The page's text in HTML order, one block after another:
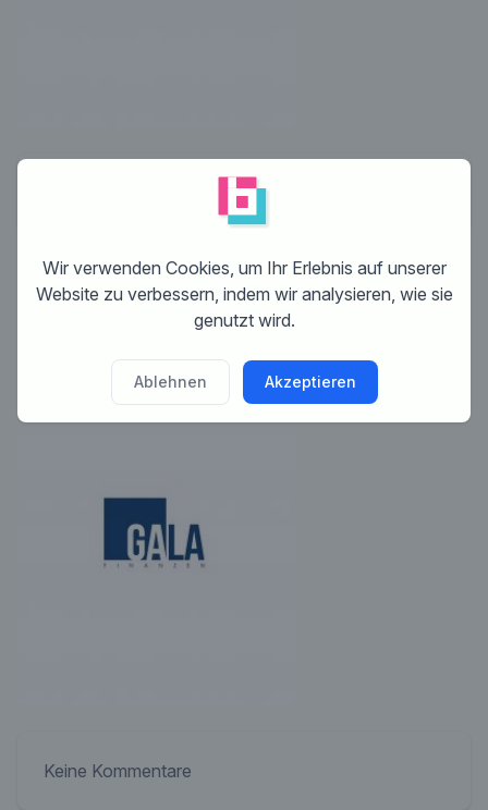
Dieser Wettbewerb ist beendet. Es ist nicht
mehr möglich zu kommentieren.
Keine Kommentare
Wir verwenden Cookies, um Ihr Erlebnis auf unserer
Website zu verbessern, indem wir analysieren, wie sie
genutzt wird.
Ablehnen Akzeptieren